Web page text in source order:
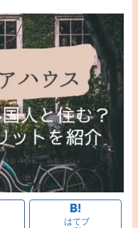
はてブ